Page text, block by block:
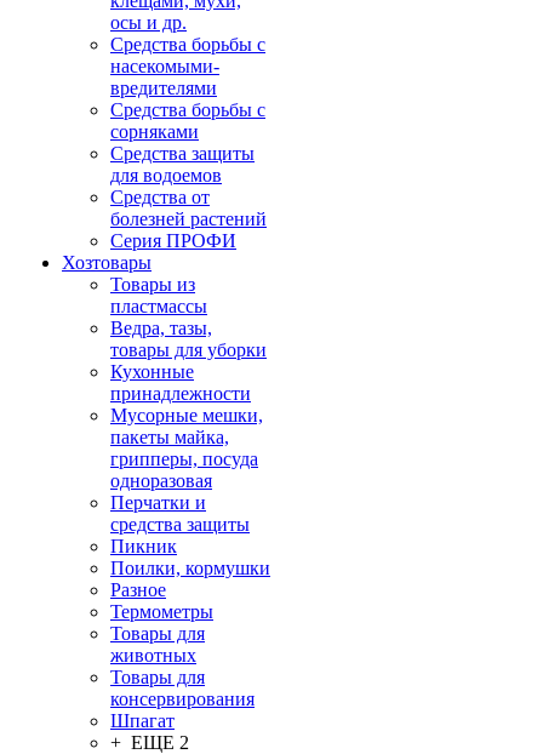
осы и др.
Средства борьбы с
насекомыми-
вредителями
Средства борьбы с
сорняками
Средства защиты
для водоемов
Средства от
болезней растений
Серия ПРОФИ
Хозтовары
Товары из
пластмассы
Ведра, тазы,
товары для уборки
Кухонные
принадлежности
Мусорные мешки,
пакеты майка,
грипперы, посуда
одноразовая
Перчатки и
средства защиты
Пикник
Поилки, кормушки
Разное
Термометры
Товары для
животных
Товары для
консервирования
Шпагат
+ ЕЩЕ 2